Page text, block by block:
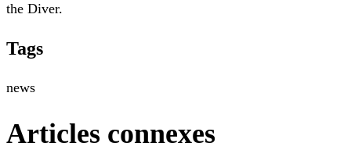
the Diver.
Tags
news
Articles connexes